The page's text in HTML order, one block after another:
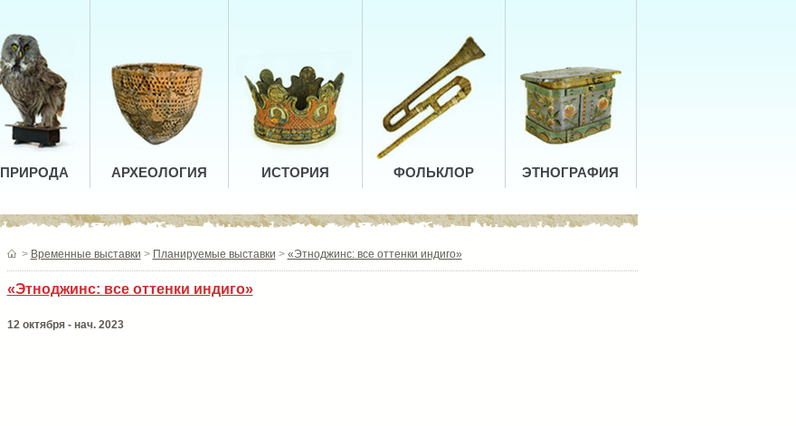
ПРИРОДА АРХЕОЛОГИЯ ИСТОРИЯ ФОЛЬКЛОР ЭТНОГРАФИЯ
> Временные выставки > Планируемые выставки > «Этноджинс: все оттенки индиго»
«Этноджинс: все оттенки индиго»
12 октября - нач. 2023